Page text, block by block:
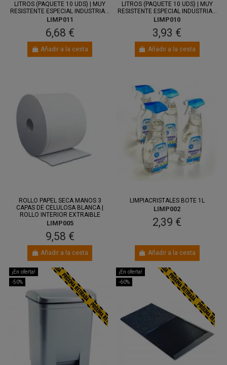
LITROS (PAQUETE 10 UDS) | MUY
RESISTENTE ESPECIAL INDUSTRIA...
LIMP011
6,68 €
Añadir a la cesta
LITROS (PAQUETE 10 UDS) | MUY
RESISTENTE ESPECIAL INDUSTRIA...
LIMP010
3,93 €
Añadir a la cesta
ROLLO PAPEL SECA MANOS 3
CAPAS DE CELULOSA BLANCA |
ROLLO INTERIOR EXTRAIBLE
LIMP005
9,58 €
Añadir a la cesta
LIMPIACRISTALES BOTE 1L
LIMP002
2,39 €
Añadir a la cesta
¡En oferta!
-50%
¡En oferta!
-60%